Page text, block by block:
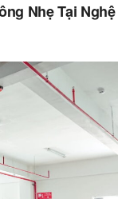
Nhẹ Tại Nghệ